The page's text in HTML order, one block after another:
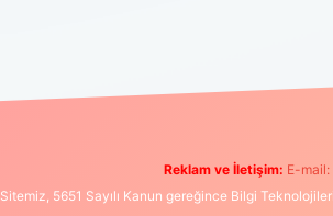
Reklam ve İletişim: E-mail:
Sitemiz, 5651 Sayılı Kanun gereğince Bilgi